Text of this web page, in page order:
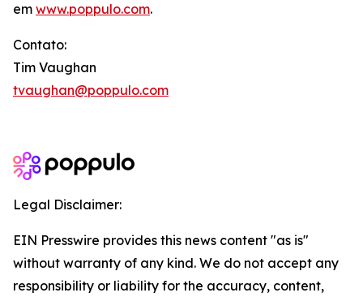
em www.poppulo.com.
Contato:
Tim Vaughan
tvaughan@poppulo.com
Legal Disclaimer:
EIN Presswire provides this news content "as is"
without warranty of any kind. We do not accept any
responsibility or liability for the accuracy, content,